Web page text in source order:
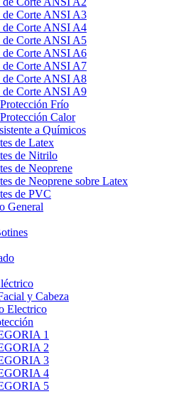
Corte ANSI A3
Corte ANSI A4
Corte ANSI A5
Corte ANSI A6
Corte ANSI A7
Corte ANSI A8
Corte ANSI A9
Frío
Calor
a Químicos
de Latex
de Nitrilo
de Neoprene
de Neoprene sobre Latex
de PVC
General
y Cabeza
Electrico
1
2
3
4
5